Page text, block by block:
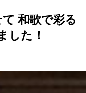
て 和歌で彩る
した！